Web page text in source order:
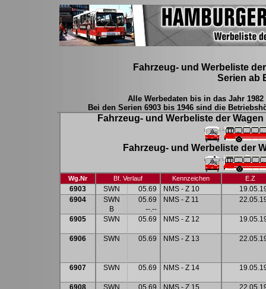
Fahrzeug- und Werbeliste
Serien ab
Alle Werbedaten bis in das Jahr
Bei den Serien 6903 bis 1946 sind die
Fahrzeug- und Werbeliste der Wagen
Fahrzeug- und Werbeliste der
Wg.Nr Bf. Verlauf Kennzeichen E.Z
6903 SWN 05.69 NMS - Z 10
6904
SWN
B
05.69
--.--
NMS - Z 11
6905 SWN 05.69 NMS - Z 12
6906 SWN 05.69 NMS - Z 13
6907 SWN 05.69 NMS - Z 14
6908 SWN 05.69 NMS - Z 15